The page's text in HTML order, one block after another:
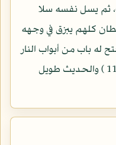
ثم يسل نفسه سلا
كلهم يبزق في وجهه
له باب من أبواب النار
فيدخل عليه من قيحها ولهبها ( 11 ) والحديث طويل